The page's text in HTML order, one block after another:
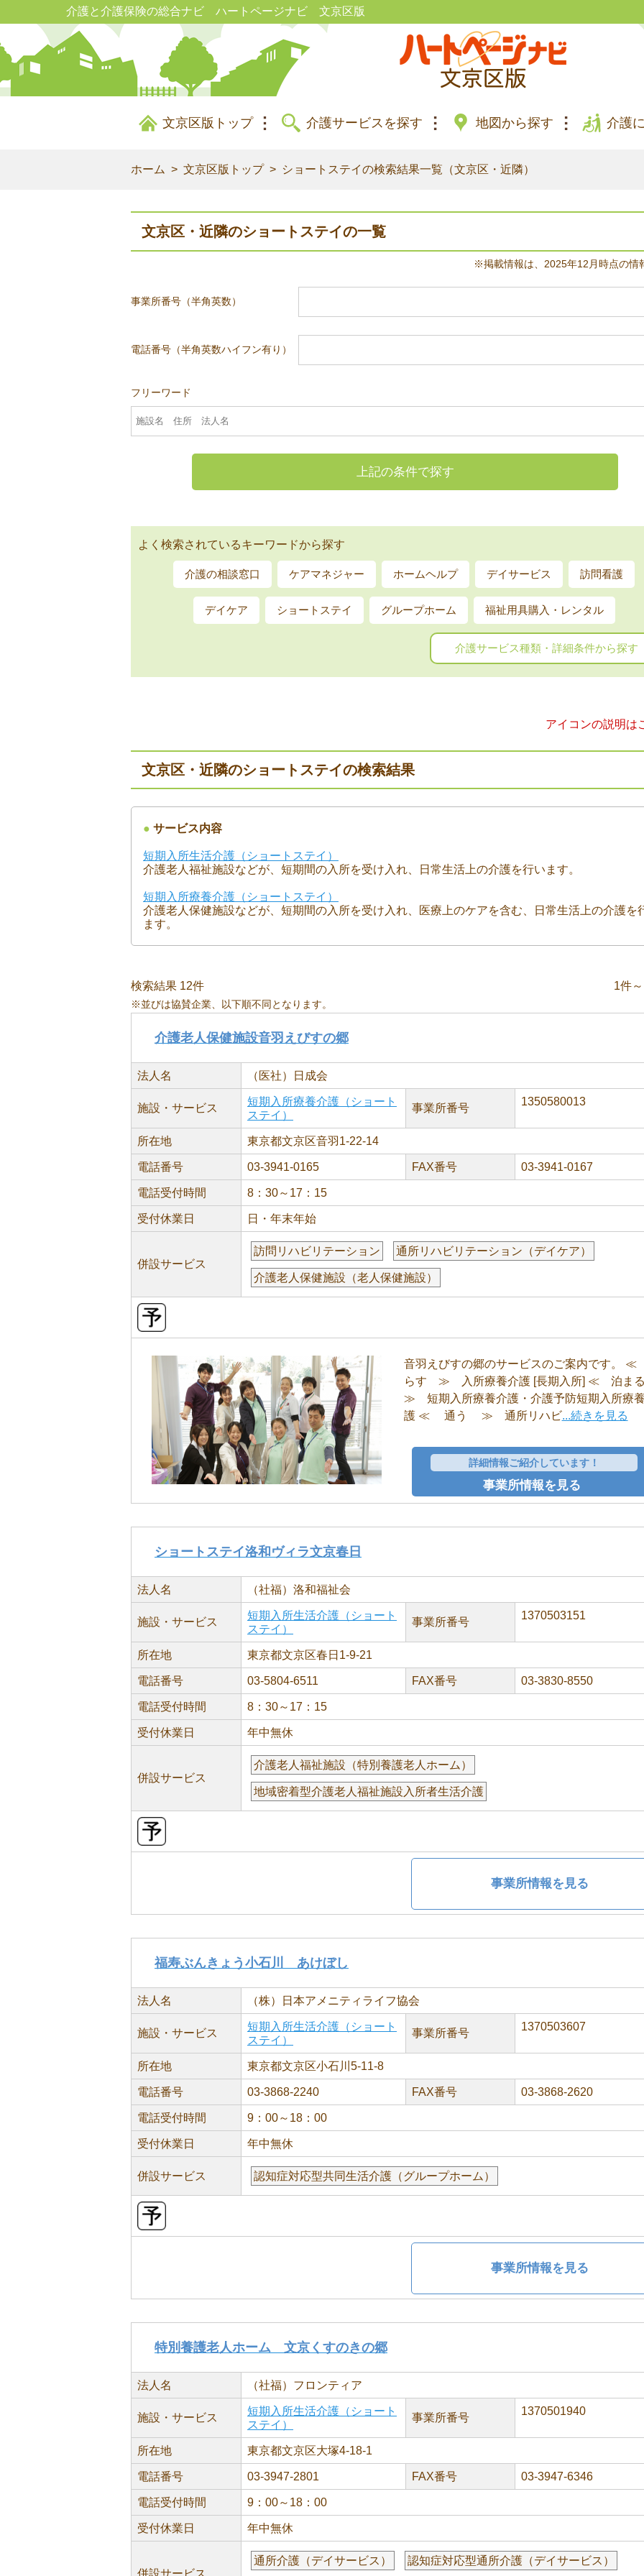
介護と介護保険の総合ナビ ハートページナビ 文京区版
文京区版トップ 介護サービスを探す 地図から探す 介護
ホーム 文京区版トップ ショートステイの検索結果一覧（文京区・近隣）
文京区・近隣のショートステイの一覧
※掲載情報は、2025年12月時点の情
事業所番号（半角英数）
電話番号（半角英数ハイフン有り）
フリーワード
上記の条件で探す
よく検索されているキーワードから探す
介護の相談窓口 ケアマネジャー ホームヘルプ デイサービス 訪問看護
デイケア ショートステイ グループホーム 福祉用具購入・レンタル
介護サービス種類・詳細条件から探す
アイコンの説明は
文京区・近隣のショートステイの検索結果
● サービス内容
短期入所生活介護（ショートステイ）
介護老人福祉施設などが、短期間の入所を受け入れ、日常生活上の介護を行います。
短期入所療養介護（ショートステイ）
介護老人保健施設などが、短期間の入所を受け入れ、医療上のケアを含む、日常生活上の介護を
ます。
検索結果 12件 1件
※並びは協賛企業、以下順不同となります。
介護老人保健施設音羽えびすの郷
法人名 （医社）日成会
施設・サービス
短期入所療養介護（ショート
ステイ）
事業所番号
1350580013
所在地 東京都文京区音羽1-22-14
電話番号 03-3941-0165 FAX番号 03-3941-0167
電話受付時間 8：30～17：15
受付休業日 日・年末年始
併設サービス
訪問リハビリテーション 通所リハビリテーション（デイケア）
介護老人保健施設（老人保健施設）
音羽えびすの郷のサービスのご案内です。
らす ≫ 入所療養介護 [長期入所] ≪ 泊
≫ 短期入所療養介護・介護予防短期入所療
護 ≪ 通う ≫ 通所リハビ...続きを見る
詳細情報ご紹介しています！
事業所情報を見る
ショートステイ洛和ヴィラ文京春日
法人名 （社福）洛和福祉会
施設・サービス
短期入所生活介護（ショート
ステイ）
事業所番号
1370503151
所在地 東京都文京区春日1-9-21
電話番号 03-5804-6511 FAX番号 03-3830-8550
電話受付時間 8：30～17：15
受付休業日 年中無休
併設サービス
介護老人福祉施設（特別養護老人ホーム）
地域密着型介護老人福祉施設入所者生活介護
事業所情報を見る
福寿ぶんきょう小石川 あけぼし
法人名 （株）日本アメニティライフ協会
施設・サービス
短期入所生活介護（ショート
ステイ）
事業所番号
1370503607
所在地 東京都文京区小石川5-11-8
電話番号 03-3868-2240 FAX番号 03-3868-2620
電話受付時間 9：00～18：00
受付休業日 年中無休
併設サービス 認知症対応型共同生活介護（グループホーム）
事業所情報を見る
特別養護老人ホーム 文京くすのきの郷
法人名 （社福）フロンティア
施設・サービス
短期入所生活介護（ショート
ステイ）
事業所番号
1370501940
所在地 東京都文京区大塚4-18-1
電話番号 03-3947-2801 FAX番号 03-3947-6346
電話受付時間 9：00～18：00
受付休業日 年中無休
併設サービス
通所介護（デイサービス） 認知症対応型通所介護（デイサービス）